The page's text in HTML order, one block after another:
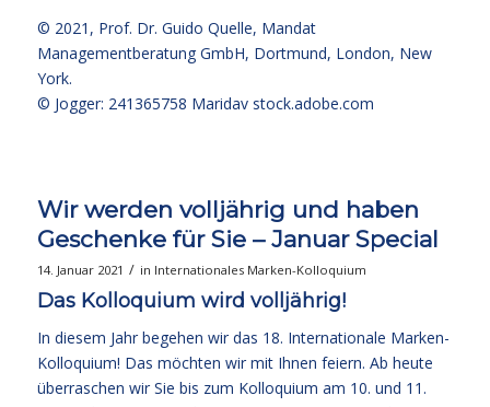
© 2021, Prof. Dr. Guido Quelle, Mandat
Managementberatung GmbH, Dortmund, London, New
York.
© Jogger: 241365758 Maridav stock.adobe.com
Wir werden volljährig und haben
Geschenke für Sie – Januar Special
14. Januar 2021 / in Internationales Marken-Kolloquium
Das Kolloquium wird volljährig!
In diesem Jahr begehen wir das 18. Internationale Marken-
Kolloquium! Das möchten wir mit Ihnen feiern. Ab heute
überraschen wir Sie bis zum Kolloquium am 10. und 11.